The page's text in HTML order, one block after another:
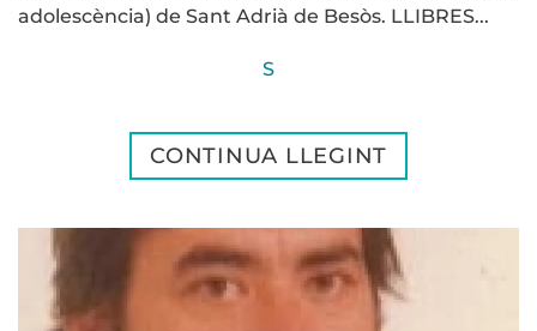
adolescència) de Sant Adrià de Besòs. LLIBRES...
S
CONTINUA LLEGINT